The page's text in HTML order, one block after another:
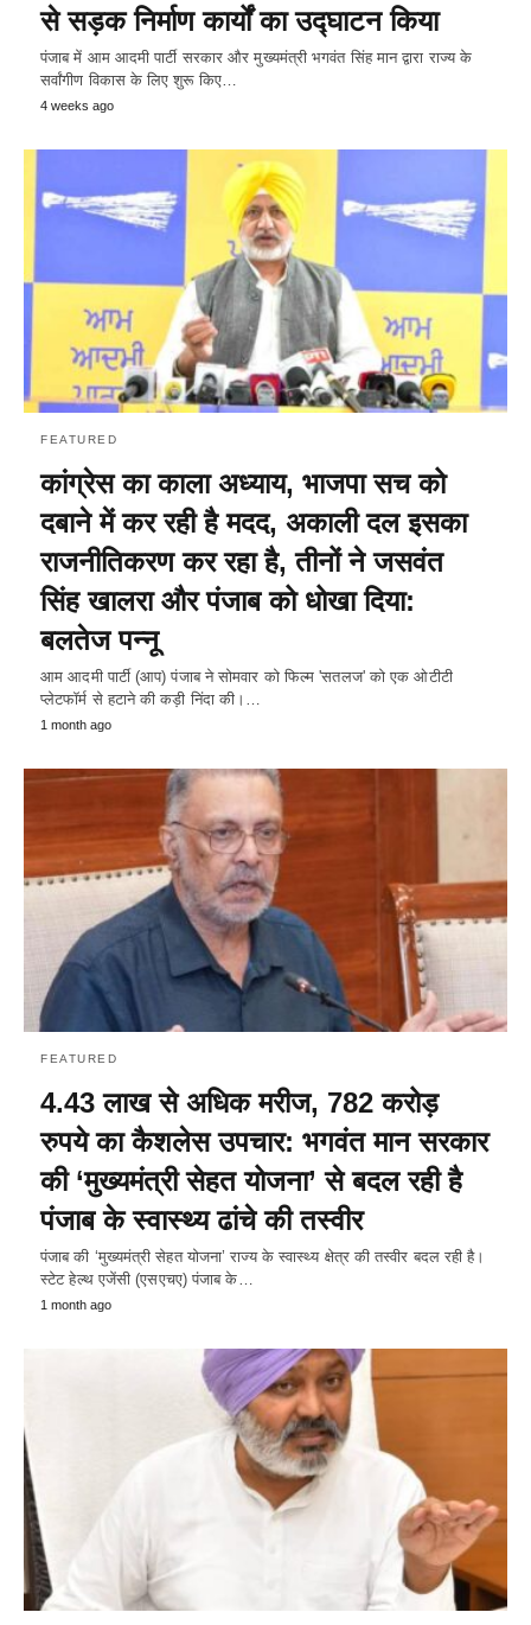
से सड़क निर्माण कार्यों का उद्घाटन किया
पंजाब में आम आदमी पार्टी सरकार और मुख्यमंत्री भगवंत सिंह मान द्वारा राज्य के
सर्वांगीण विकास के लिए शुरू किए…
4 weeks ago
FEATURED
कांग्रेस का काला अध्याय, भाजपा सच को
दबाने में कर रही है मदद, अकाली दल इसका
राजनीतिकरण कर रहा है, तीनों ने जसवंत
सिंह खालरा और पंजाब को धोखा दिया:
बलतेज पन्नू
आम आदमी पार्टी (आप) पंजाब ने सोमवार को फिल्म 'सतलज' को एक ओटीटी
प्लेटफॉर्म से हटाने की कड़ी निंदा की।…
1 month ago
FEATURED
4.43 लाख से अधिक मरीज, 782 करोड़
रुपये का कैशलेस उपचार: भगवंत मान सरकार
की ‘मुख्यमंत्री सेहत योजना’ से बदल रही है
पंजाब के स्वास्थ्य ढांचे की तस्वीर
पंजाब की ‘मुख्यमंत्री सेहत योजना’ राज्य के स्वास्थ्य क्षेत्र की तस्वीर बदल रही है।
स्टेट हेल्थ एजेंसी (एसएचए) पंजाब के…
1 month ago